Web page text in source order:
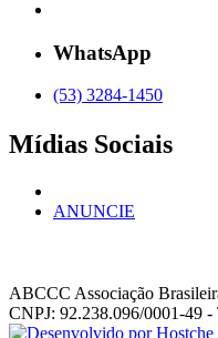
WhatsApp
(53) 3284-1450
Mídias Sociais
ANUNCIE
ABCCC Associação
CNPJ: 92.238.096/0001-49 -